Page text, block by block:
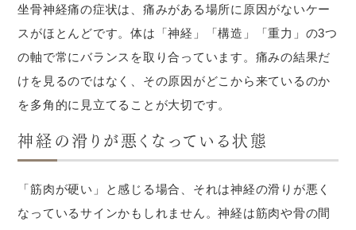
坐骨神経痛の症状は、痛みがある場所に原因がないケー
スがほとんどです。体は「神経」「構造」「重力」の3つ
の軸で常にバランスを取り合っています。痛みの結果だ
けを見るのではなく、その原因がどこから来ているのか
を多角的に見立てることが大切です。
神経の滑りが悪くなっている状態
「筋肉が硬い」と感じる場合、それは神経の滑りが悪く
なっているサインかもしれません。神経は筋肉や骨の間